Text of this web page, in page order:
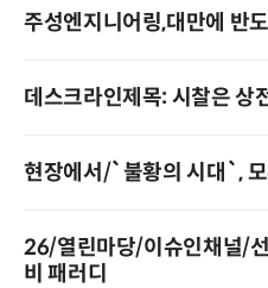
주성
데스크라인제목: 시찰은 상
현장에서/`불황의 시대`,
26/열린마당/이슈인채널/
비 패러디